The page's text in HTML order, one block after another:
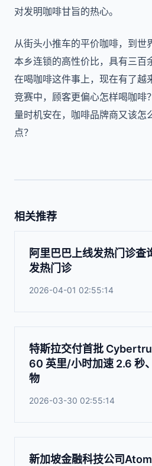
对发明咖啡甘旨的热心。
从街头小推车的平价咖啡，到世
本乡连锁的高性价比，具有三百
在喝咖啡这件事上，现在有了越
竞赛中，顾客更偏心怎样喝咖啡
量时机安在，咖啡品牌商又该怎
点？
相关推荐
阿里巴巴上线发热门诊
发热门诊
2026-04-01 02:55:14
特斯拉交付首批
60 英里/小时加速 2.6 秒
物
2026-03-30 02:55:14
新加坡金融科技公司